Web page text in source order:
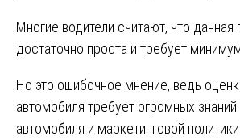
Многие водители считают, что данная
достаточно проста и требует
Но это ошибочное мнение, ведь
автомобиля требует огромных знаний
автомобиля и маркетинговой